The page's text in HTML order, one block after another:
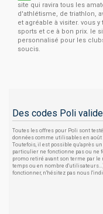
site qui ravira tous les
d'athlétisme, de triathlon,
et agréable à visiter. vous
sports et ce à bon prix. le
personnalisé pour les
soucis.
Des codes Poli
Toutes les offres pour Poli sont
données comme utilisables en août
Toutefois, il est possible qu'après
particulier ne fonctionne pas ou ne
promo retiré avant son terme par
temps ou en nombre
fonctionner, n'hésitez pas nous